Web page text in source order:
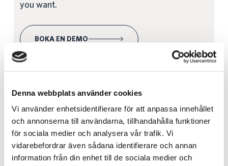
Denna webbplats använder cookies
Vi använder enhetsidentifierare för att anpassa innehållet
och annonserna till användarna, tillhandahålla funktioner
för sociala medier och analysera vår trafik. Vi
vidarebefordrar även sådana identifierare och annan
information från din enhet till de sociala medier och
you want.
BOKA EN DEMO
Utforska fler artiklar